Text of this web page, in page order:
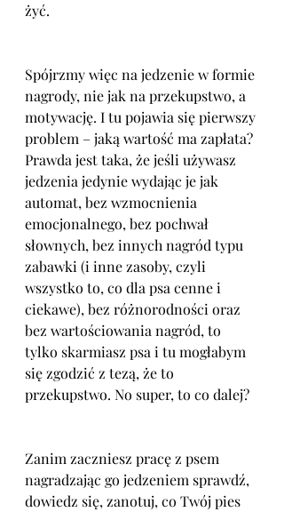
żyć.
Spójrzmy więc na jedzenie w formie
nagrody, nie jak na przekupstwo, a
motywację. I tu pojawia się pierwszy
problem – jaką wartość ma zapłata?
Prawda jest taka, że jeśli używasz
jedzenia jedynie wydając je jak
automat, bez wzmocnienia
emocjonalnego, bez pochwał
słownych, bez innych nagród typu
zabawki (i inne zasoby, czyli
wszystko to, co dla psa cenne i
ciekawe), bez różnorodności oraz
bez wartościowania nagród, to
tylko skarmiasz psa i tu mogłabym
się zgodzić z tezą, że to
przekupstwo. No super, to co dalej?
Zanim zaczniesz pracę z psem
nagradzając go jedzeniem sprawdź,
dowiedz się, zanotuj, co Twój pies